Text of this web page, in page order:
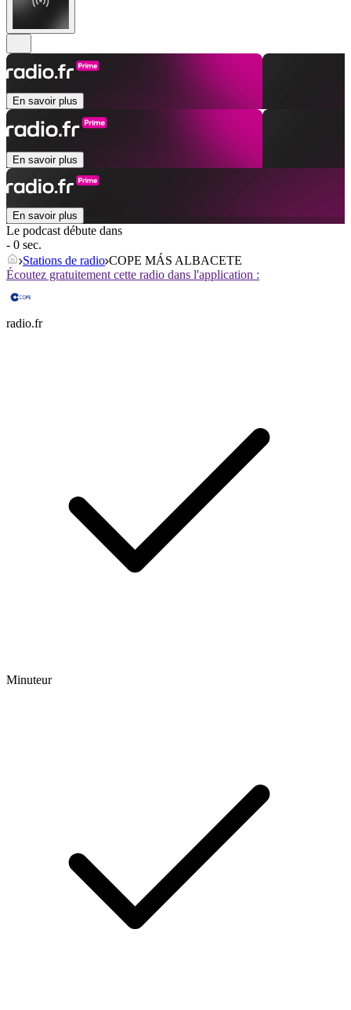
En savoir plus
En savoir plus
En savoir plus
Le podcast débute dans
- 0 sec.
Stations de radio COPE MÁS ALBACETE
Écoutez gratuitement cette radio dans l'application :
radio.fr
Minuteur